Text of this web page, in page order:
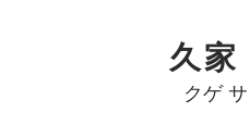
久家
クゲ